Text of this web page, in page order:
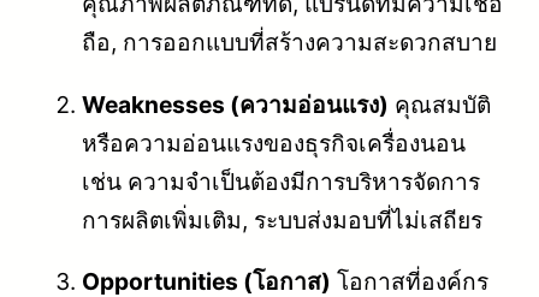
ถือ, การออกแบบที่สร้างความสะดวกสบาย
Weaknesses (ความอ่อนแรง) คุณสมบัติ
หรือความอ่อนแรงของธุรกิจเครื่องนอน
เช่น ความจำเป็นต้องมีการบริหารจัดการ
การผลิตเพิ่มเติม, ระบบส่งมอบที่ไม่เสถียร
Opportunities (โอกาส) โอกาสที่องค์กร